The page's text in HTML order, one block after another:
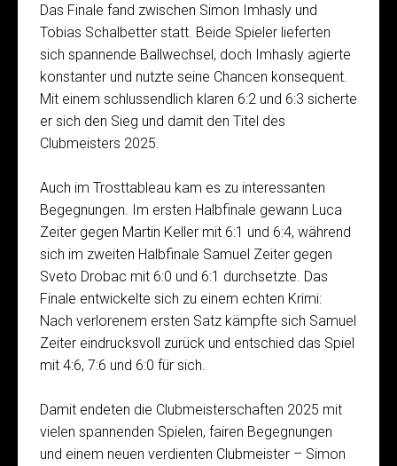
Das Finale fand zwischen Simon Imhasly und
Tobias Schalbetter statt. Beide Spieler lieferten
sich spannende Ballwechsel, doch Imhasly agierte
konstanter und nutzte seine Chancen konsequent.
Mit einem schlussendlich klaren 6:2 und 6:3 sicherte
er sich den Sieg und damit den Titel des
Clubmeisters 2025.
Auch im Trosttableau kam es zu interessanten
Begegnungen. Im ersten Halbfinale gewann Luca
Zeiter gegen Martin Keller mit 6:1 und 6:4, während
sich im zweiten Halbfinale Samuel Zeiter gegen
Sveto Drobac mit 6:0 und 6:1 durchsetzte. Das
Finale entwickelte sich zu einem echten Krimi:
Nach verlorenem ersten Satz kämpfte sich Samuel
Zeiter eindrucksvoll zurück und entschied das Spiel
mit 4:6, 7:6 und 6:0 für sich.
Damit endeten die Clubmeisterschaften 2025 mit
vielen spannenden Spielen, fairen Begegnungen
und einem neuen verdienten Clubmeister – Simon